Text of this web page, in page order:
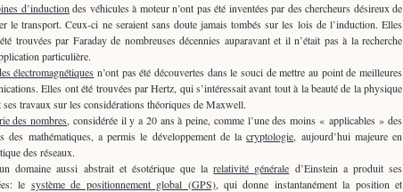
d’induction des véhicules à moteur n’ont pas été inventées par des chercheurs désireux de
le transport. Ceux-ci ne seraient sans doute jamais tombés sur les lois de l’induction. Elles
trouvées par Faraday de nombreuses décennies auparavant et il n’était pas à la recherche
particulière.
électromagnétiques n’ont pas été découvertes dans le souci de mettre au point de meilleures
Elles ont été trouvées par Hertz, qui s’intéressait avant tout à la beauté de la physique
ses travaux sur les considérations théoriques de Maxwell.
des nombres, considérée il y a 20 ans à peine, comme l’une des moins « applicables » des
des mathématiques, a permis le développement de lacryptologie, aujourd’hui majeure en
des réseaux.
domaine aussi abstrait et ésotérique que larelativité générale d’Einstein a produit ses
le système de positionnement global (GPS), qui donne instantanément la position et